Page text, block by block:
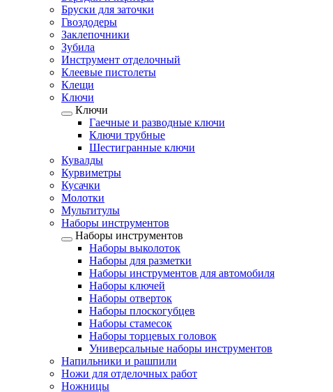
Бруски для заточки
Гвоздодеры
Заклепочники
Зубила
Инструмент отделочный
Клеевые пистолеты
Клещи
Ключи
Ключи
Гаечные и разводные ключи
Ключи трубные
Шестигранные ключи
Кувалды
Курвиметры
Кусачки
Молотки
Мультитулы
Наборы инструментов
Наборы инструментов
Наборы выколоток
Наборы для разметки
Наборы инструментов для автомобиля
Наборы ключей
Наборы отверток
Наборы плоскогубцев
Наборы стамесок
Наборы торцевых головок
Универсальные наборы инструментов
Напильники и рашпили
Ножи для отделочных работ
Ножницы